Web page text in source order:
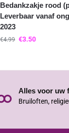
Bedankzakje rood
Leverbaar vanaf
2023
€4.99 €3.50
Alles voor uw
Bruiloften,